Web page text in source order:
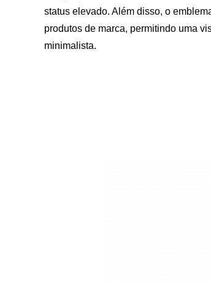
status elevado. Além disso, o
produtos de marca, permitindo uma
minimalista.